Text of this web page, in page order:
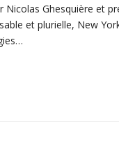
Ghesquière et
et plurielle, New